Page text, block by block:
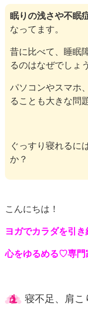
眠りの浅さや不眠
なってます。
昔に比べて、睡眠
るのはなぜでしょ
パソコンやスマホ
ることも大きな問
ぐっすり寝れるに
か？
こんにちは！
ヨガでカラダを引き
心をゆるめる♡専門
寝不足、肩こ